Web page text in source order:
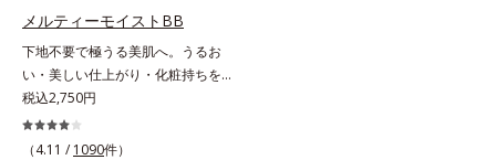
にダマ防止の特殊コーティングを施
すことで、カバー粉体は薄く・均一
に凹凸へフィット。毛穴や色ムラを
カバーしながら自然な仕上がりを叶
えます。また、ファンデーションを
つけている間に保湿成分が肌へ浸透
(*2)するスキンコンディショニング
メルティーモイストBB
下地不要で極うる美肌へ。うるお
い・美しい仕上がり・化粧持ちを実
現。美容液製法の極上BBクリー
ム。ファンデーションに美容成分を
加える一般的な製法ではなく、美容
税込2,750円
（4.11 / 1090件）